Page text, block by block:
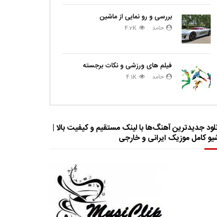
بررسی و رو نمایی از ماشین
حامد 4.2K
فیلم های ورزشی و نکات برجسته
حامد 4.1K
جدیدترین آهنگ‌ها با لینک مستقیم و کیفیت بالا |
کامل موزیک ایرانی و خارجی